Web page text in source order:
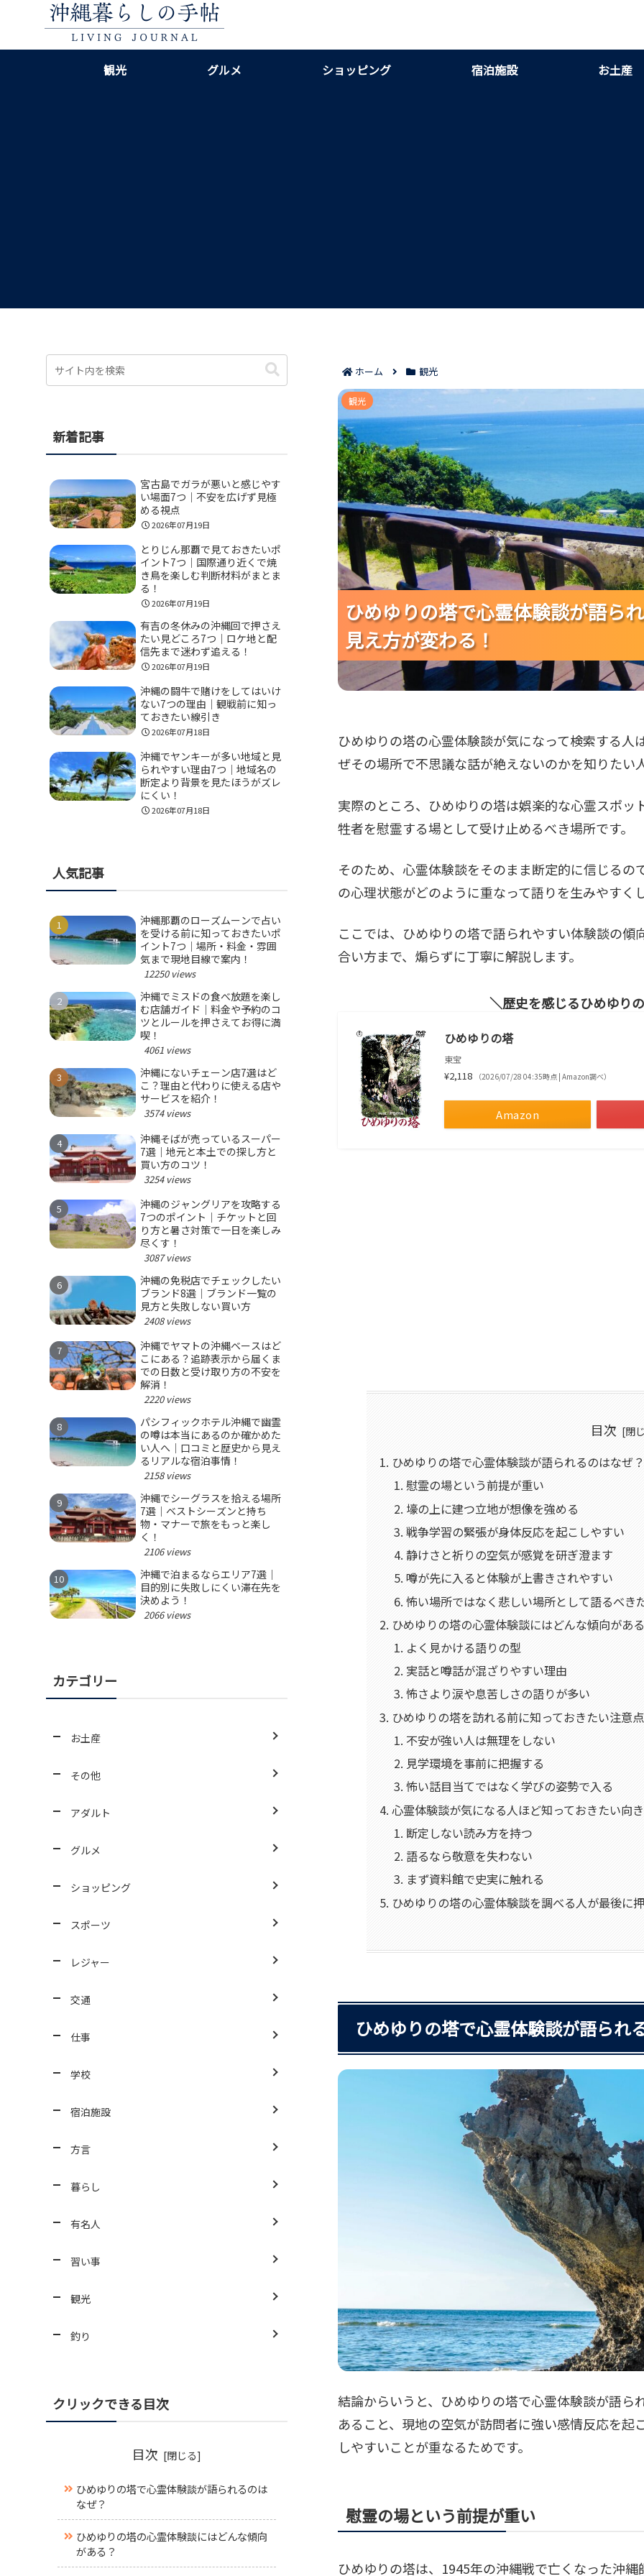
観光 グルメ ショッピング 宿泊施設 お土産
ホーム 観光
ひめゆりの塔で心霊体験談が語られるのは
ひめゆりの塔で心霊体験談が語ら
見え方が変わる！
ひめゆりの塔で心霊体験談が語ら
見え方が変わる！
ひめゆりの塔で心霊体験談が語ら
見え方が変わる！
観光
ひめゆりの塔の心霊体験談が気になって検索する
ぜその場所で不思議な話が絶えないのかを知りたい
実際のところ、ひめゆりの塔は娯楽的な心霊スポ
牲者を慰霊する場として受け止めるべき場所です。
そのため、心霊体験談をそのまま断定的に信じる
の心理状態がどのように重なって語りを生みやすく
ここでは、ひめゆりの塔で語られやすい体験談の
合い方まで、煽らずに丁寧に解説します。
歴史を感じるひめゆり
ひめゆりの塔
東宝
¥2,118 （2026/07/28 04:35時点 | Amazon調べ）
Amazon
目次
ひめゆりの塔で心霊体験談が語られるのはなぜ？
慰霊の場という前提が重い
壕の上に建つ立地が想像を強める
戦争学習の緊張が身体反応を起こしやすい
静けさと祈りの空気が感覚を研ぎ澄ます
噂が先に入ると体験が上書きされやすい
怖い場所ではなく悲しい場所として語るべき
ひめゆりの塔の心霊体験談にはどんな傾向があ
よく見かける語りの型
実話と噂話が混ざりやすい理由
怖さより涙や息苦しさの語りが多い
ひめゆりの塔を訪れる前に知っておきたい注意点
不安が強い人は無理をしない
見学環境を事前に把握する
怖い話目当てではなく学びの姿勢で入る
心霊体験談が気になる人ほど知っておきたい向
断定しない読み方を持つ
語るなら敬意を失わない
まず資料館で史実に触れる
ひめゆりの塔の心霊体験談を調べる人が最後に
ひめゆりの塔で心霊体験談が語られ
結論からいうと、ひめゆりの塔で心霊体験談が語
あること、現地の空気が訪問者に強い感情反応を起
しやすいことが重なるためです。
慰霊の場という前提が重い
ひめゆりの塔は、1945年の沖縄戦で亡くなった沖
新着記事
宮古島でガラが悪いと感じやす
い場面7つ｜不安を広げず見極
める視点
2026年07月19日
とりじん那覇で見ておきたいポ
イント7つ｜国際通り近くで焼
き鳥を楽しむ判断材料がまとま
る！
2026年07月19日
有吉の冬休みの沖縄回で押さえ
たい見どころ7つ｜ロケ地と配
信先まで迷わず追える！
2026年07月19日
沖縄の闘牛で賭けをしてはいけ
ない7つの理由｜観戦前に知っ
ておきたい線引き
2026年07月18日
沖縄でヤンキーが多い地域と見
られやすい理由7つ｜地域名の
断定より背景を見たほうがズレ
にくい！
2026年07月18日
人気記事
沖縄那覇のローズムーンで占い
を受ける前に知っておきたいポ
イント7つ｜場所・料金・雰囲
気まで現地目線で案内！
12250 views
沖縄でミスドの食べ放題を楽し
む店舗ガイド｜料金や予約のコ
ツとルールを押さえてお得に満
喫！
4061 views
沖縄にないチェーン店7選はど
こ？理由と代わりに使える店や
サービスを紹介！
3574 views
沖縄そばが売っているスーパー
7選｜地元と本土での探し方と
買い方のコツ！
3254 views
沖縄のジャングリアを攻略する
7つのポイント｜チケットと回
り方と暑さ対策で一日を楽しみ
尽くす！
3087 views
沖縄の免税店でチェックしたい
ブランド8選｜ブランド一覧の
見方と失敗しない買い方
2408 views
沖縄でヤマトの沖縄ベースはど
こにある？追跡表示から届くま
での日数と受け取り方の不安を
解消！
2220 views
パシフィックホテル沖縄で幽霊
の噂は本当にあるのか確かめた
い人へ｜口コミと歴史から見え
るリアルな宿泊事情！
2158 views
沖縄でシーグラスを拾える場所
7選｜ベストシーズンと持ち
物・マナーで旅をもっと楽し
く！
2106 views
沖縄で泊まるならエリア7選｜
目的別に失敗しにくい滞在先を
決めよう！
2066 views
カテゴリー
お土産
その他
アダルト
グルメ
ショッピング
スポーツ
レジャー
交通
仕事
学校
宿泊施設
方言
暮らし
有名人
習い事
観光
釣り
クリックできる目次
目次
ひめゆりの塔で心霊体験談が語られるのは
なぜ？
ひめゆりの塔の心霊体験談にはどんな傾向
がある？